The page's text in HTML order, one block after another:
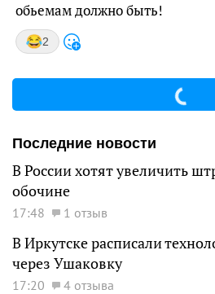
обьемам должно быть!
2
Последние новости
В России хотят увеличить
обочине
17:48 1 отзыв
В Иркутске расписали
через Ушаковку
17:20 4 отзыва